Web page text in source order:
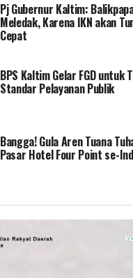
Pj Gubernur Kaltim:
Meledak, Karena IKN akan
Cepat
BPS Kaltim Gelar FGD untuk
Standar Pelayanan Publik
Bangga! Gula Aren Tuana
Pasar Hotel Four Point se-